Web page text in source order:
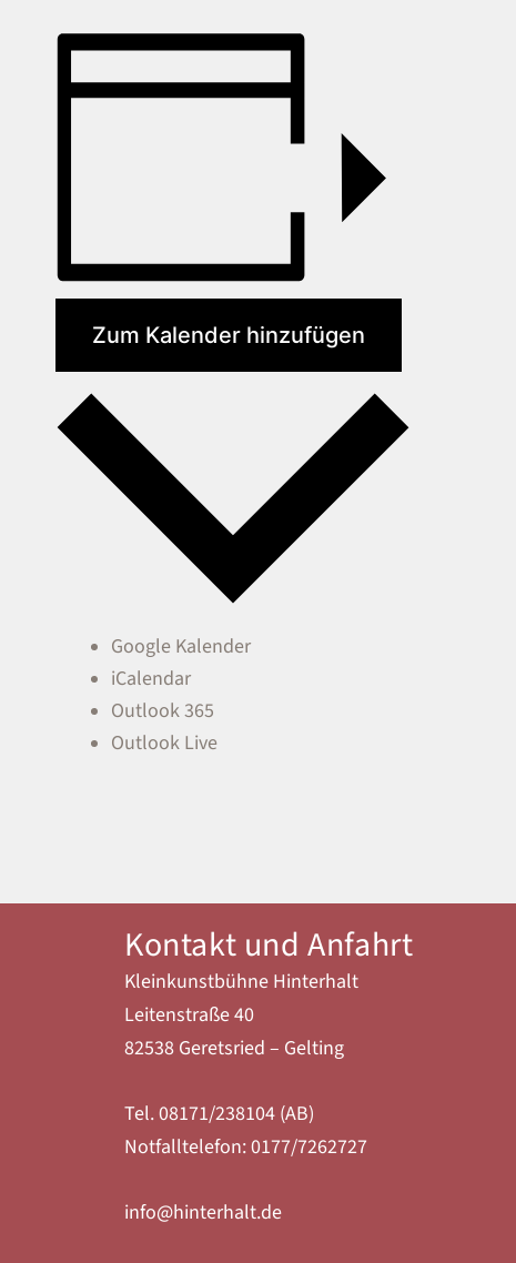
Zum Kalender hinzufügen
Google Kalender
iCalendar
Outlook 365
Outlook Live
Kontakt und Anfahrt
Kleinkunstbühne Hinterhalt
Leitenstraße 40
82538 Geretsried – Gelting
Tel. 08171/238104 (AB)
Notfalltelefon: 0177/7262727
info@hinterhalt.de